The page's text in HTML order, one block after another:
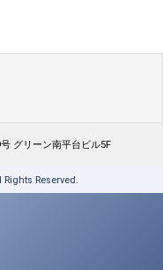
グリーン南平台ビル5F
Reserved.